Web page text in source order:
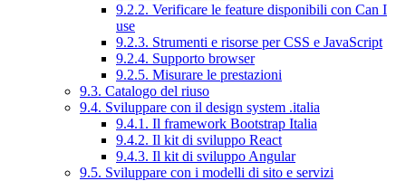
9.2.2. Verificare le feature disponibili con Can I
use
9.2.3. Strumenti e risorse per CSS e JavaScript
9.2.4. Supporto browser
9.2.5. Misurare le prestazioni
9.3. Catalogo del riuso
9.4. Sviluppare con il design system .italia
9.4.1. Il framework Bootstrap Italia
9.4.2. Il kit di sviluppo React
9.4.3. Il kit di sviluppo Angular
9.5. Sviluppare con i modelli di sito e servizi